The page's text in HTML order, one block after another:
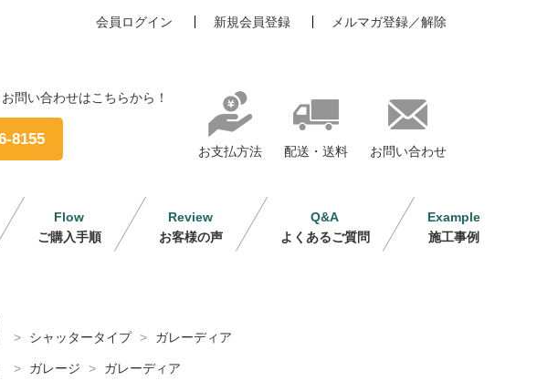
会員ログイン 新規会員登録 メルマガ登録／解除
問い合わせはこちらから！
8155
お支払方法 配送・送料 お問い合わせ
Flow
ご購入手順
Review
お客様の声
Q&A
よくあるご質問
Example
施工事例
> シャッタータイプ > ガレーディア
> ガレージ > ガレーディア